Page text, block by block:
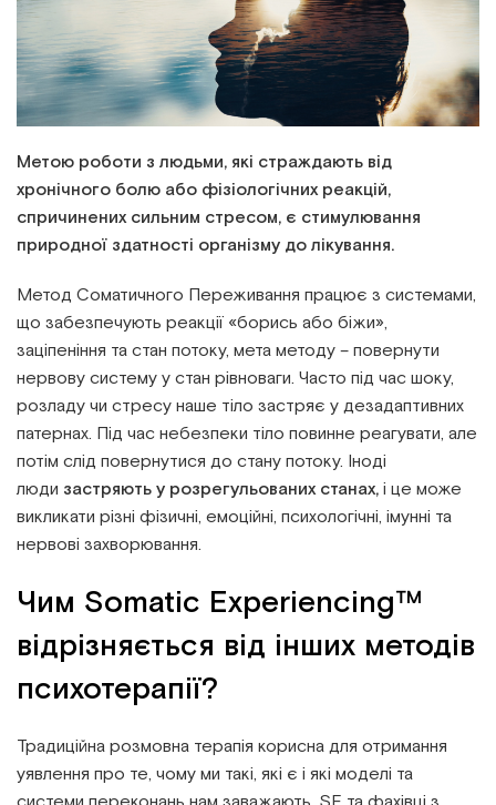
Метою роботи з людьми, які страждають від
хронічного болю або фізіологічних реакцій,
спричинених сильним стресом, є стимулювання
природної здатності організму до лікування.
Метод Соматичного Переживання працює з системами,
що забезпечують реакції «борись або біжи»,
заціпеніння та стан потоку, мета методу – повернути
нервову систему у стан рівноваги. Часто під час шоку,
розладу чи стресу наше тіло застряє у дезадаптивних
патернах. Під час небезпеки тіло повинне реагувати, але
потім слід повернутися до стану потоку. Іноді
люди застряють у розрегульованих станах, і це може
викликати різні фізичні, емоційні, психологічні, імунні та
нервові захворювання.
Чим Somatic Experiencing™
відрізняється від інших методів
психотерапії?
Традиційна розмовна терапія корисна для отримання
уявлення про те, чому ми такі, які є і які моделі та